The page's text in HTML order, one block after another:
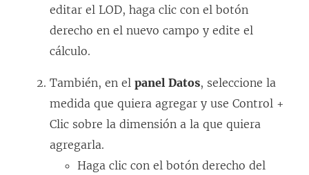
editar el LOD, haga clic con el botón
derecho en el nuevo campo y edite el
cálculo.
También, en el panel Datos, seleccione la
medida que quiera agregar y use Control +
Clic sobre la dimensión a la que quiera
agregarla.
Haga clic con el botón derecho del